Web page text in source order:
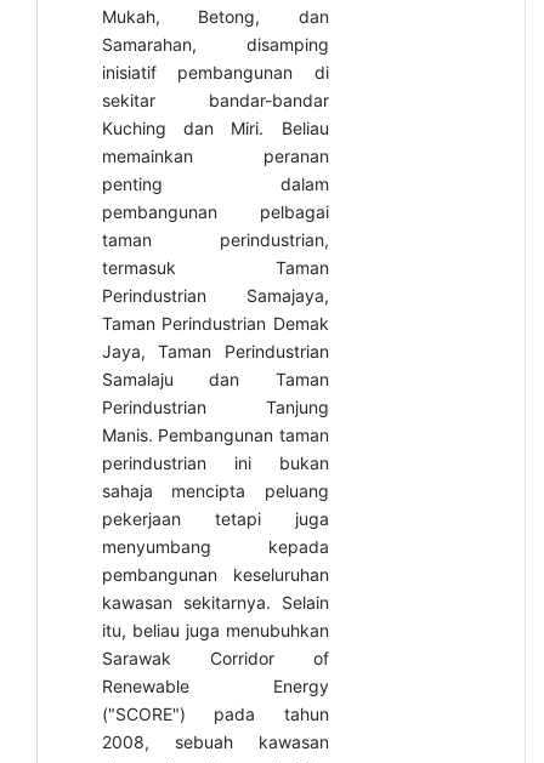
Mukah, Betong, dan
Samarahan, disamping
inisiatif pembangunan di
sekitar bandar-bandar
Kuching dan Miri. Beliau
memainkan peranan
penting dalam
pembangunan pelbagai
taman perindustrian,
termasuk Taman
Perindustrian Samajaya,
Taman Perindustrian Demak
Jaya, Taman Perindustrian
Samalaju dan Taman
Perindustrian Tanjung
Manis. Pembangunan taman
perindustrian ini bukan
sahaja mencipta peluang
pekerjaan tetapi juga
menyumbang kepada
pembangunan keseluruhan
kawasan sekitarnya. Selain
itu, beliau juga menubuhkan
Sarawak Corridor of
Renewable Energy
("SCORE") pada tahun
2008, sebuah kawasan